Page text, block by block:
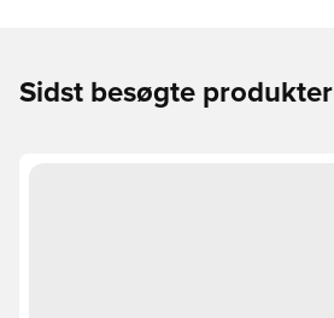
Sidst besøgte produkter